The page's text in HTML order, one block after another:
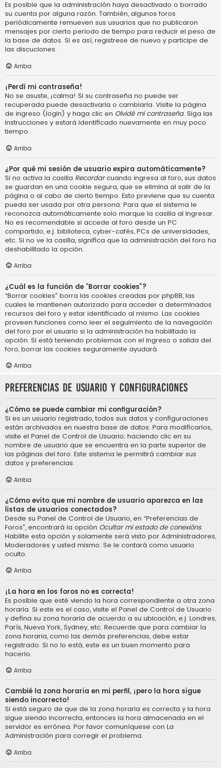
Es posible que la administración haya desactivado o borrado
su cuenta por alguna razón. También, algunos foros
periódicamente remueven sus usuarios que no publicaron
mensajes por cierto periodo de tiempo para reducir el peso de
la base de datos. Si es así, registrese de nuevo y participe de
las discuciones.
Arriba
¡Perdí mi contraseña!
No se asuste, ¡calma! Si su contraseña no puede ser
recuperada puede desactivarla o cambiarla. Visite la página
de ingreso (login) y haga clic en Olvidé mi contraseña. Siga las
instrucciones y estará identificado nuevamente en muy poco
tiempo.
Arriba
¿Por qué mi sesión de usuario expira automáticamente?
Si no activa la casilla Recordarcuando ingresa al foro, sus datos
se guardan en una cookie segura, que se elimina al salir de la
página o al cabo de cierto tiempo. Esto previene que su cuenta
pueda ser usada por otra persona. Para que el sistema le
reconozca automáticamente solo marque la casilla al ingresar.
No es recomendable si accede al foro desde un PC
compartido, e.j. biblioteca, cyber-cafés, PCs de universidades,
etc. Si no ve la casilla, significa que la administración del foro ha
deshabilitado la opción.
Arriba
¿Cuál es la función de “Borrar cookies”?
“Borrar cookies” borra las cookies creadas por phpBB, las
cuales le mantienen autorizado para acceder a determinados
recursos del foro y estar identificado al mismo. Las cookies
proveen funciones como leer el seguimiento de la navegación
del foro por el usuario si la administración ha habilitado la
opción. Si está teniendo problemas con el ingreso o salida del
foro, borrar las cookies seguramente ayudará.
Arriba
Preferencias de usuario y configuraciones
¿Cómo se puede cambiar mi configuración?
Si es un usuario registrado, todos sus datos y configuraciones
están archivados en nuestra base de datos. Para modificarlos,
visite el Panel de Control de Usuario; haciendo clic en su
nombre de usuario que se encuentra en la parte superior de
las páginas del foro. Este sistema le permitirá cambiar sus
datos y preferencias.
Arriba
¿Cómo evito que mi nombre de usuario aparezca en las
listas de usuarios conectados?
Desde su Panel de Control de Usuario, en “Preferencias de
Foros”, encontrará la opción Ocultar mi estado de conexións.
Habilite esta opción y solamente será visto por Administradores,
Moderadores y usted mismo. Se le contará como usuario
oculto.
Arriba
¡La hora en los foros no es correcta!
Es posible que esté viendo la hora correspondiente a otra zona
horaria. Si este es el caso, visite el Panel de Control de Usuario
y defina su zona horaria de acuerdo a su ubicación, e.j. Londres,
París, Nueva York, Sydney, etc. Recuerde que para cambiar la
zona horaria, como las demás preferencias, debe estar
registrado. Si no lo está, este es un buen momento para
hacerlo.
Arriba
Cambié la zona horaria en mi perfil, ¡pero la hora sigue
siendo incorrecto!
Si está seguro de que de la zona horaria es correcta y la hora
sigue siendo incorrecta, entonces la hora almacenada en el
servidor es errónea. Por favor comuníquese con La
Administración para corregir el problema.
Arriba